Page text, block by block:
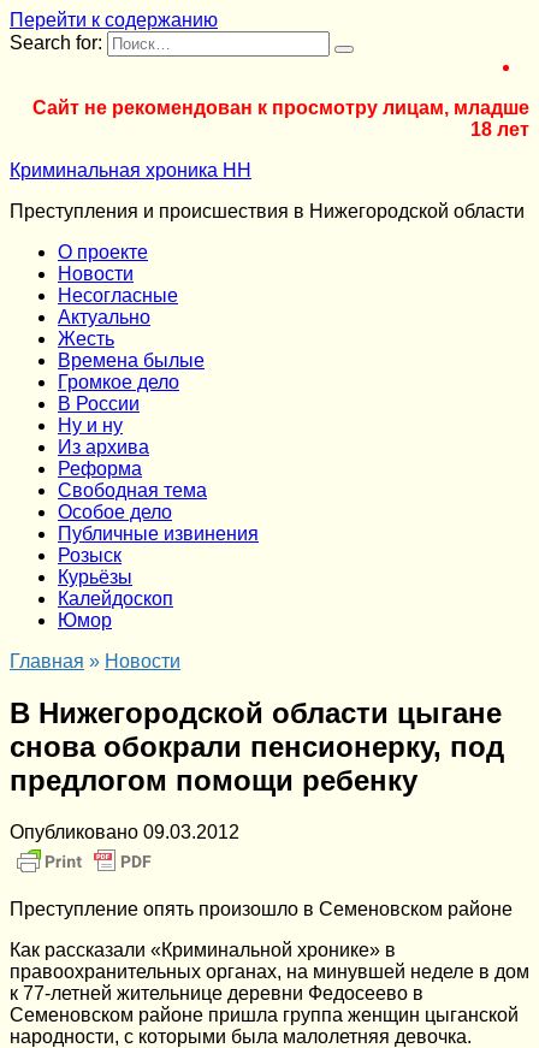
Перейти к содержанию
Search for:
Сайт не рекомендован к просмотру лицам, младше
18 лет
Криминальная хроника НН
Преступления и происшествия в Нижегородской области
О проекте
Новости
Несогласные
Актуально
Жесть
Времена былые
Громкое дело
В России
Ну и ну
Из архива
Реформа
Cвободная тема
Особое дело
Публичные извинения
Розыск
Курьёзы
Калейдоскоп
Юмор
Главная » Новости
В Нижегородской области цыгане
снова обокрали пенсионерку, под
предлогом помощи ребенку
Опубликовано 09.03.2012
Преступление опять произошло в Семеновском районе
Как рассказали «Криминальной хронике» в
правоохранительных органах, на минувшей неделе в дом
к 77-летней жительнице деревни Федосеево в
Семеновском районе пришла группа женщин цыганской
народности, с которыми была малолетняя девочка.